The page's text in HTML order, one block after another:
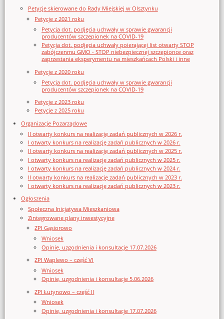
Petycje skierowane do Rady Miejskiej w Olsztynku
Petycje z 2021 roku
Petycja dot. podjęcia uchwały w sprawie gwarancji
producentów szczepionek na COVID-19
Petycja dot. podjęcia uchwały poierającej list otwarty STOP
zabójczenmu GMO - STOP niebezpiecznej szczepionce oraz
zaprzestania eksperymentu na mieszkańcach Polski i inne
Petycje z 2020 roku
Petycja dot. podjęcia uchwały w sprawie gwarancji
producentów szczepionek na COVID-19
Petycje z 2023 roku
Petycje z 2025 roku
Organizacje Pozarządowe
II otwarty konkurs na realizację zadań publicznych w 2026 r.
I otwarty konkurs na realizację zadań publicznych w 2026 r.
II otwarty konkurs na realizację zadań publicznych w 2025 r.
I otwarty konkurs na realizację zadań publicznych w 2025 r.
I otwarty konkurs na realizację zadań publicznych w 2024 r.
II otwarty konkurs na realizację zadań publicznych w 2023 r.
I otwarty konkurs na realizację zadań publicznych w 2023 r.
Ogłoszenia
Społeczna Inicjatywa Mieszkaniowa
Zintegrowane plany inwestycyjne
ZPI Gąsiorowo
Wniosek
Opinie, uzgodnienia i konsultacje 17.07.2026
ZPI Waplewo – część VI
Wniosek
Opinie, uzgodnienia i konsultacje 5.06.2026
ZPI Łutynowo – część II
Wniosek
Opinie, uzgodnienia i konsultacje 17.07.2026